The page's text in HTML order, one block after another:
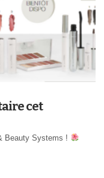
cet
Beauty Systems !